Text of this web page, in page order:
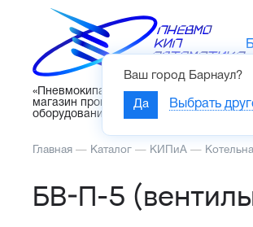
«Пневмокипавтоматика» – интернет-
магазин промышленного
оборудования
Ваш город Барнаул?
Да Выбрать
Главная — Каталог — КИПиА —
БВ-П-5